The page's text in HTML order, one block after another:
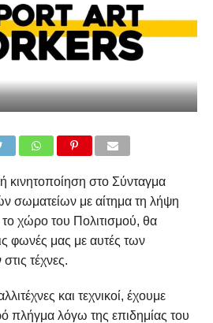
κινητοποίηση στο Σύνταγμα
σωματείων με αίτημα τη λήψη
χώρο του Πολιτισμού, θα
φωνές μας με αυτές των
τέχνες.
και τεχνικοί, έχουμε
πλήγμα λόγω της επιδημίας του